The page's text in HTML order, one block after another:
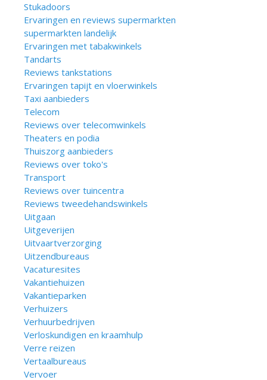
Stukadoors
Ervaringen en reviews supermarkten
supermarkten landelijk
Ervaringen met tabakwinkels
Tandarts
Reviews tankstations
Ervaringen tapijt en vloerwinkels
Taxi aanbieders
Telecom
Reviews over telecomwinkels
Theaters en podia
Thuiszorg aanbieders
Reviews over toko's
Transport
Reviews over tuincentra
Reviews tweedehandswinkels
Uitgaan
Uitgeverijen
Uitvaartverzorging
Uitzendbureaus
Vacaturesites
Vakantiehuizen
Vakantieparken
Verhuizers
Verhuurbedrijven
Verloskundigen en kraamhulp
Verre reizen
Vertaalbureaus
Vervoer